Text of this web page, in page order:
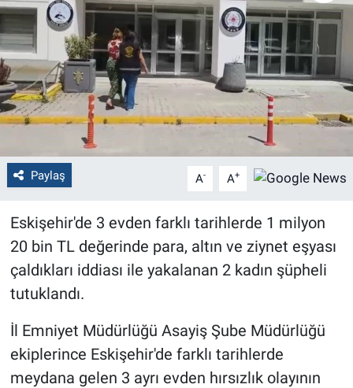
Paylaş A- A+
Eskişehir'de 3 evden farklı tarihlerde 1 milyon
20 bin TL değerinde para, altın ve ziynet eşyası
çaldıkları iddiası ile yakalanan 2 kadın şüpheli
tutuklandı.
İl Emniyet Müdürlüğü Asayiş Şube Müdürlüğü
ekiplerince Eskişehir'de farklı tarihlerde
meydana gelen 3 ayrı evden hırsızlık olayının
Gezi
Genel
Çevre
Magazin
Bilim ve Teknoloji